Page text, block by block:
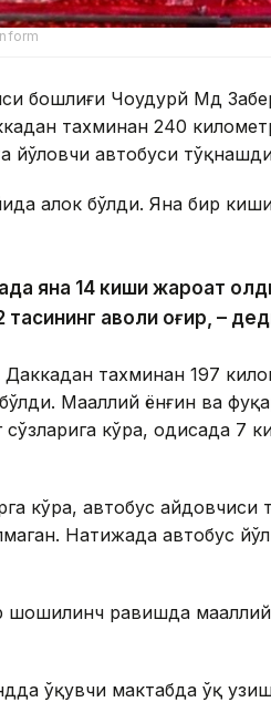
бошлиғи Чоудҳурй Мд
тахминан 240
йўловчи автобуси
ҳалок бўлди. Яна бир
яна 14 киши жароҳат
тасининг аҳволи оғир, –
Даккадан тахминан 197
Маҳаллий ёнғин ва
кўра, ҳодисада 7
кўра, автобус
Натижада автобус йўл
шошилинч равишда
ўқувчи мактабда ўқ